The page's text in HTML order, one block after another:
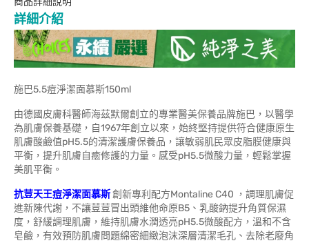
詳細介紹
施巴5.5痘淨潔面慕斯150ml
由德國皮膚科醫師海茲默爾創立的專業醫美保養品牌施巴，以醫學
為肌膚保養基礎，自1967年創立以來，始終堅持提供符合健康原生
肌膚酸鹼值pH5.5的清潔護膚保養品，讓敏弱肌民眾皮脂膜健康與
平衡，提升肌膚自癒修護的力量。感受pH5.5微酸力量，輕鬆掌握
美肌平衡。
抗荳天王痘淨潔面慕斯創新專利配方Montaline C40 ，調理肌膚促
進新陳代謝，不讓荳荳冒出頭維他命原B5、乳酸鈉提升角質保濕
度，舒緩調理肌膚，維持肌膚水潤透亮pH5.5微酸配方，溫和不含
皂鹼，有效預防肌膚問題綿密細緻泡沫深層清潔毛孔、去除老廢角